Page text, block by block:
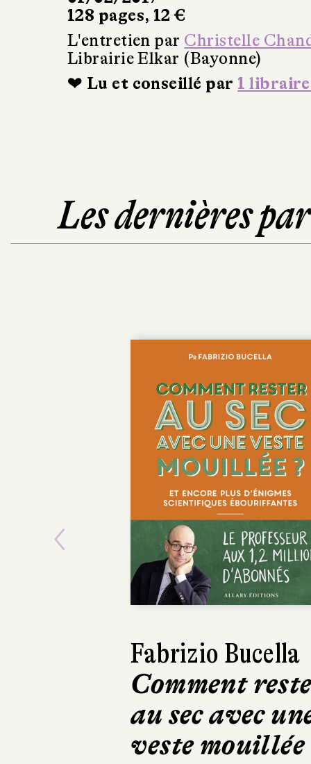
128 pages, 12 €
L'entretien par Christelle
Librairie Elkar (Bayonne)
❤ Lu et conseillé par 1
Les dernières
Fabrizio Bucella
Comment
au sec avec
veste mouillée
Previous